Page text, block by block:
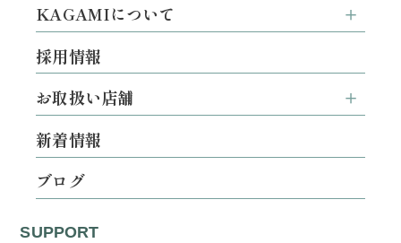
KAGAMIについて
採用情報
お取扱い店舗
新着情報
ブログ
SUPPORT